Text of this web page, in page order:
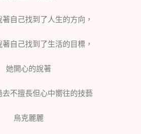
自己找到了人生的方向，
自己找到了生活的目標，
她開心的說著
去不擅長但心中嚮往的技藝
烏克麗麗